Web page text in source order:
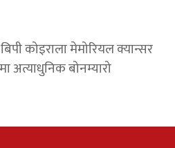
कोइराला मेमोरियल क्यान्सर
अत्याधुनिक बोनम्यारो